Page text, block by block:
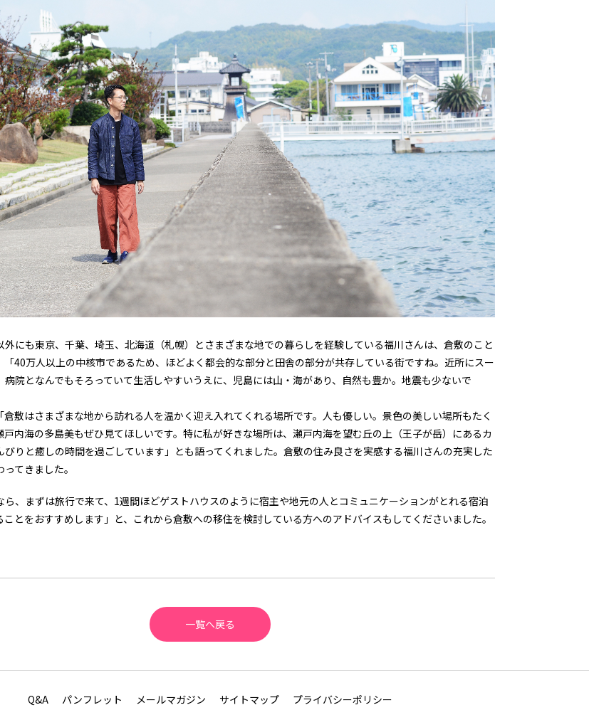
外にも東京、千葉、埼玉、北海道（札幌）とさまざまな地での暮らしを経験している福川さんは、倉敷のこと
「40万人以上の中核市であるため、ほどよく都会的な部分と田舎の部分が共存している街ですね。近所にスー
病院となんでもそろっていて生活しやすいうえに、児島には山・海があり、自然も豊か。地震も少ないで
倉敷はさまざまな地から訪れる人を温かく迎え入れてくれる場所です。人も優しい。景色の美しい場所もたく
戸内海の多島美もぜひ見てほしいです。特に私が好きな場所は、瀬戸内海を望む丘の上（王子が岳）にあるカ
びりと癒しの時間を過ごしています」とも語ってくれました。倉敷の住み良さを実感する福川さんの充実した
てきました。
ら、まずは旅行で来て、1週間ほどゲストハウスのように宿主や地元の人とコミュニケーションがとれる宿泊
とをおすすめします」と、これから倉敷への移住を検討している方へのアドバイスもしてくださいました。
一覧へ戻る
Q&A パンフレット メールマガジン サイトマップ プライバシーポリシー